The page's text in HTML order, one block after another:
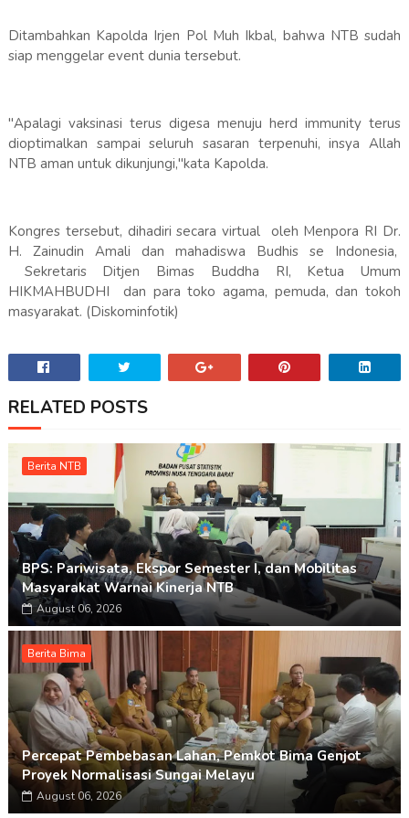
Ditambahkan Kapolda Irjen Pol Muh Ikbal, bahwa NTB sudah
siap menggelar event dunia tersebut.
"Apalagi vaksinasi terus digesa menuju herd immunity terus
dioptimalkan sampai seluruh sasaran terpenuhi, insya Allah
NTB aman untuk dikunjungi,"kata Kapolda.
Kongres tersebut, dihadiri secara virtual oleh Menpora RI Dr.
H. Zainudin Amali dan mahadiswa Budhis se Indonesia,
Sekretaris Ditjen Bimas Buddha RI, Ketua Umum
HIKMAHBUDHI dan para toko agama, pemuda, dan tokoh
masyarakat. (Diskominfotik)
RELATED POSTS
Berita NTB
BPS: Pariwisata, Ekspor Semester I, dan Mobilitas
Masyarakat Warnai Kinerja NTB
August 06, 2026
Berita Bima
Percepat Pembebasan Lahan, Pemkot Bima Genjot
Proyek Normalisasi Sungai Melayu
August 06, 2026